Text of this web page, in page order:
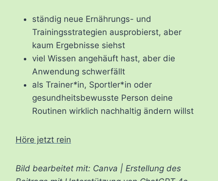
ständig neue Ernährungs- und
Trainingsstrategien ausprobierst, aber
kaum Ergebnisse siehst
viel Wissen angehäuft hast, aber die
Anwendung schwerfällt
als Trainer*in, Sportler*in oder
gesundheitsbewusste Person deine
Routinen wirklich nachhaltig ändern willst
Höre jetzt rein
Bild bearbeitet mit: Canva | Erstellung des